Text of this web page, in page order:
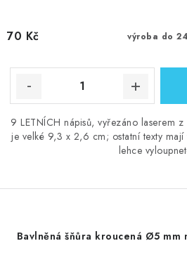
výroba do
70 Kč
9 LETNÍCH nápisů, vyřezáno laserem
je velké 9,3 x 2,6 cm; ostatní texty
lehce
Bavlněná šňůra kroucená Ø5 mm